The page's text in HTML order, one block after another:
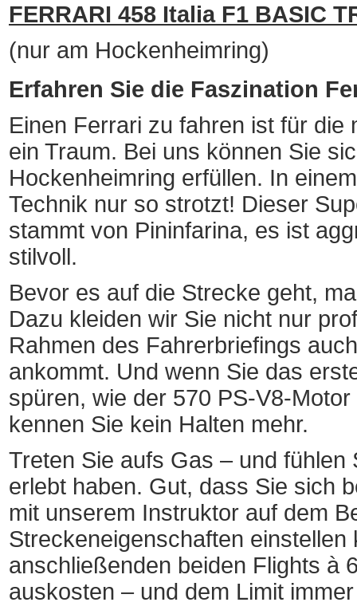
FERRARI 458 Italia F1 BASIC
(nur am Hockenheimring)
Erfahren Sie die Faszination
Einen Ferrari zu fahren ist für
ein Traum. Bei uns können Sie
Hockenheimring erfüllen. In
Technik nur so strotzt! Dieser
stammt von Pininfarina, es ist
stilvoll.
Bevor es auf die Strecke geht,
Dazu kleiden wir Sie nicht nur
Rahmen des Fahrerbriefings
ankommt. Und wenn Sie das
spüren, wie der 570 PS-V8-
kennen Sie kein Halten mehr.
Treten Sie aufs Gas – und
erlebt haben. Gut, dass Sie sich
mit unserem Instruktor auf dem
Streckeneigenschaften
anschließenden beiden Flights à
auskosten – und dem Limit